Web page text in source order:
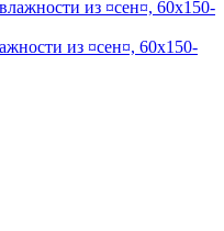
из ¤сен¤, 60х150-